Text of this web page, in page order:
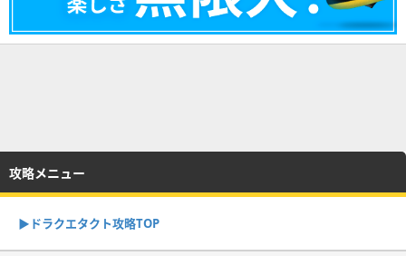
攻略メニュー
▶︎ドラクエタクト攻略TOP